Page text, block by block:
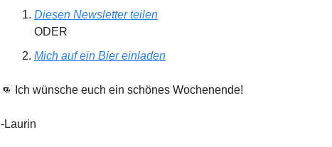
Diesen Newsletter teilen
ODER
Mich auf ein Bier einladen
👊 Ich wünsche euch ein schönes Wochenende!
-Laurin